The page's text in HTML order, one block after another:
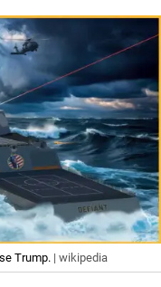
Trump. | wikipedia